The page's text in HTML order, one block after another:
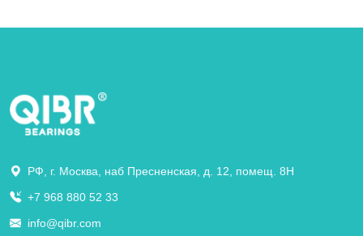
РФ, г. Москва, наб Пресненская, д. 12, помещ. 8Н
+7 968 880 52 33
info@qibr.com